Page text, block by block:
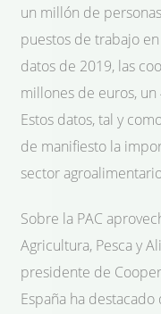
un millón de
puestos de trabajo
datos de 2019, las
millones de euros,
Estos datos, tal y
de manifiesto la
sector
Sobre la PAC
Agricultura, Pesca y
presidente de
España ha